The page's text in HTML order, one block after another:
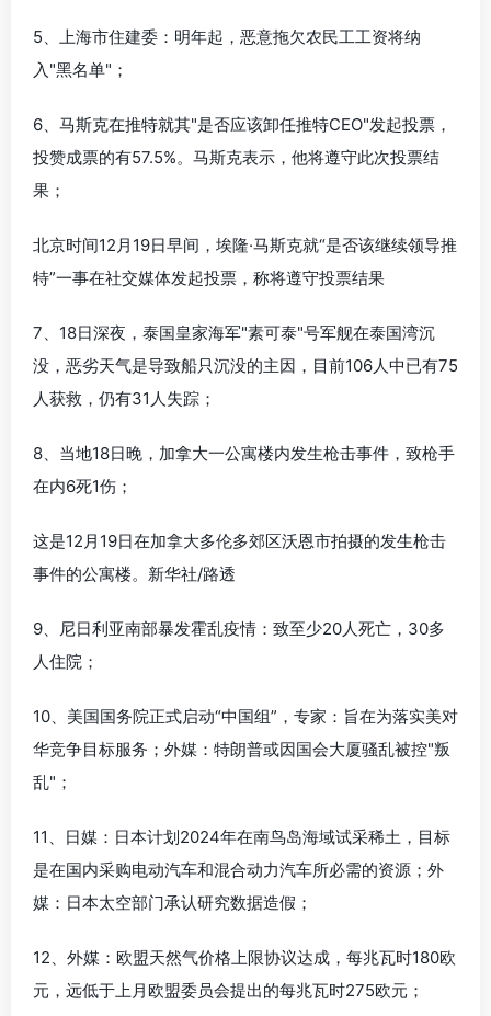
5、上海市住建委：明年起，恶意拖欠农民工工资将纳
入"黑名单"；
6、马斯克在推特就其"是否应该卸任推特CEO"发起投票，
投赞成票的有57.5%。马斯克表示，他将遵守此次投票结
果；
北京时间12月19日早间，埃隆·马斯克就“是否该继续领导推
特”一事在社交媒体发起投票，称将遵守投票结果
7、18日深夜，泰国皇家海军"素可泰"号军舰在泰国湾沉
没，恶劣天气是导致船只沉没的主因，目前106人中已有75
人获救，仍有31人失踪；
8、当地18日晚，加拿大一公寓楼内发生枪击事件，致枪手
在内6死1伤；
这是12月19日在加拿大多伦多郊区沃恩市拍摄的发生枪击
事件的公寓楼。新华社/路透
9、尼日利亚南部暴发霍乱疫情：致至少20人死亡，30多
人住院；
10、美国国务院正式启动“中国组”，专家：旨在为落实美对
华竞争目标服务；外媒：特朗普或因国会大厦骚乱被控"叛
乱"；
11、日媒：日本计划2024年在南鸟岛海域试采稀土，目标
是在国内采购电动汽车和混合动力汽车所必需的资源；外
媒：日本太空部门承认研究数据造假；
12、外媒：欧盟天然气价格上限协议达成，每兆瓦时180欧
元，远低于上月欧盟委员会提出的每兆瓦时275欧元；